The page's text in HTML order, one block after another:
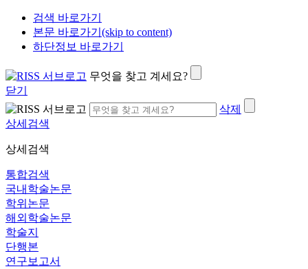
검색 바로가기
본문 바로가기(skip to content)
하단정보 바로가기
무엇을 찾고 계세요?
닫기
삭제
상세검색
상세검색
통합검색
국내학술논문
학위논문
해외학술논문
학술지
단행본
연구보고서